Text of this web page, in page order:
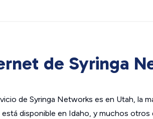
de Syringa
de Syringa Networks es en Utah, la
disponible en Idaho, y muchos otros